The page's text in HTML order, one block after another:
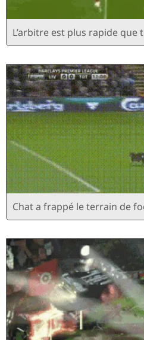
L’arbitre est plus rapide que
Chat a frappé le terrain de